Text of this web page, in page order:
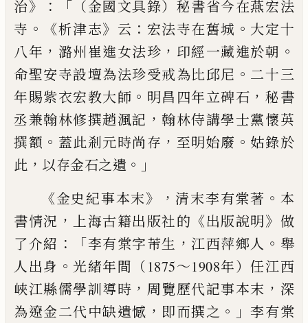
治》：「 （金國文具錄）秘書省今在燕宏法
寺 。《析津志》 云 ： 宏法寺在舊城 。 大定十
八年 ， 潞州崔進女法珍 ， 印經一藏進於朝 。
命聖安寺設壇為法珍受戒為比邱尼 。 二十三
年賜紫衣宏教大師 。 明昌四年立碑石 ， 秘書
丞兼翰林修撰趙渢記 ，翰林侍講學士黨懷英
撰額 。 蓋此剎元時尚存 ， 至明始廢 。 姑錄於
此 ， 以存金石之遺 。」
《金史紀事本末》， 清末李有棠著 。 本
書情況 ， 上海古籍出版社的 《出版說明》 做
了介紹 ：「李有棠字芾生 ， 江西萍鄉人 。 舉
人出身 。 光緒年間（1875～1908年）任江西
峽江縣儒學訓導時 ， 周覽歷代記事本末 ， 深
為遼金二代中缺遺憾 ， 即而撰之 。」李有棠